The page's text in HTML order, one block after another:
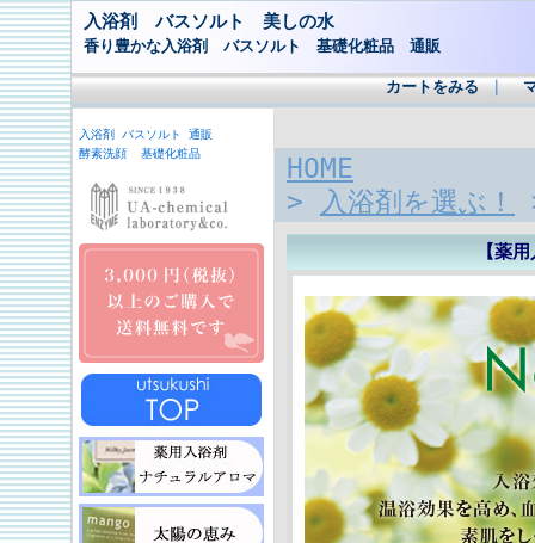
入浴剤 バスソルト 美しの水
香り豊かな入浴剤 バスソルト 基礎化粧品 通販
カートをみる｜
入浴剤 バスソルト 通販
酵素洗顔 基礎化粧品
HOME
>
入浴剤を選ぶ！
【薬